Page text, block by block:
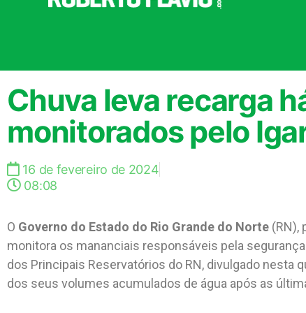
Chuva leva recarga
monitorados pelo
16 de fevereiro de 2024
08:08
O Governo do Estado do Rio Grande do Norte (RN),
monitora os mananciais responsáveis pela
dos Principais Reservatórios do RN, divulgado nesta
dos seus volumes acumulados de água após as